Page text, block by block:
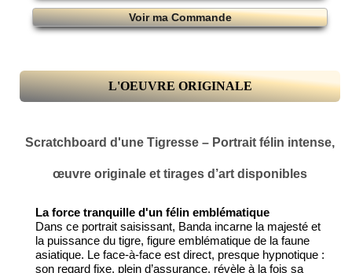
Voir ma Commande
L'OEUVRE ORIGINALE
Scratchboard d'une Tigresse – Portrait félin intense,
œuvre originale et tirages d’art disponibles
La force tranquille d'un félin emblématique
Dans ce portrait saisissant, Banda incarne la majesté et
la puissance du tigre, figure emblématique de la faune
asiatique. Le face-à-face est direct, presque hypnotique :
son regard fixe, plein d’assurance, révèle à la fois sa